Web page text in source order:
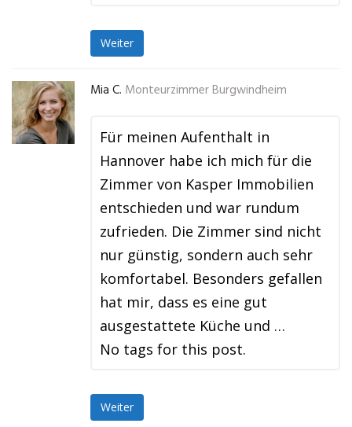
Weiter
Mia C. Monteurzimmer Burgwindheim
Für meinen Aufenthalt in
Hannover habe ich mich für die
Zimmer von Kasper Immobilien
entschieden und war rundum
zufrieden. Die Zimmer sind nicht
nur günstig, sondern auch sehr
komfortabel. Besonders gefallen
hat mir, dass es eine gut
ausgestattete Küche und …
No tags for this post.
Weiter